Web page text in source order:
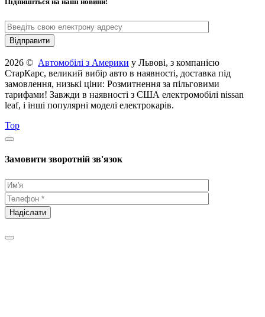
2026 © Автомобілі з Америки у Львові, з компанією
СтарКарс, великий вибір авто в наявності, доставка під
замовлення, низькі ціни: Розмитнення за пільговими
тарифами! Завжди в наявності з США електромобілі nissan
leaf, і інші популярні моделі електрокарів.
Top
Замовити зворотній зв'язок